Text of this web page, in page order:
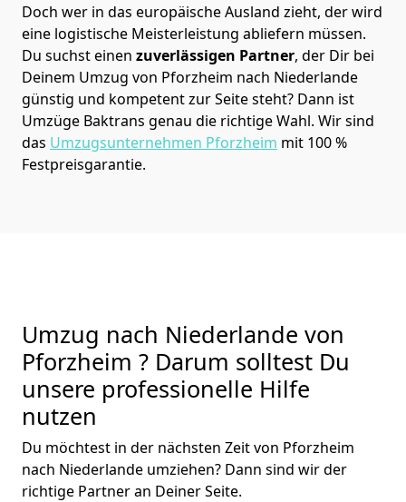
Doch wer in das europäische Ausland zieht, der wird
eine logistische Meisterleistung abliefern müssen.
Du suchst einen zuverlässigen Partner, der Dir bei
Deinem Umzug von Pforzheim nach Niederlande
günstig und kompetent zur Seite steht? Dann ist
Umzüge Baktrans genau die richtige Wahl. Wir sind
das Umzugsunternehmen Pforzheim mit 100 %
Festpreisgarantie.
Umzug nach Niederlande von
Pforzheim ? Darum solltest Du
unsere professionelle Hilfe
nutzen
Du möchtest in der nächsten Zeit von Pforzheim
nach Niederlande umziehen? Dann sind wir der
richtige Partner an Deiner Seite.